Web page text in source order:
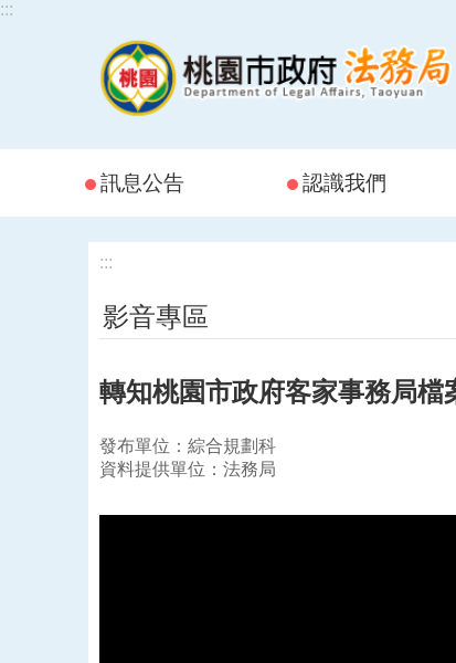
跳到主要內容區塊
:::
訊息公告 認識我們
:::
影音專區
轉知桃園市政府客家事務局檔
發布單位：綜合規劃科
資料提供單位：法務局